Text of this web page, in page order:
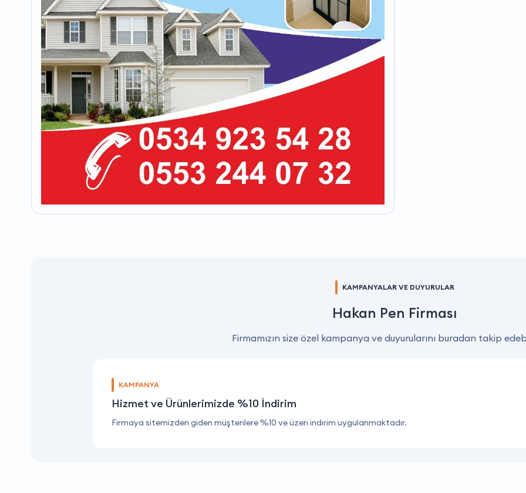
KAMPANYALAR VE DUYURULAR
Hakan Pen Firması
Firmamızın size özel kampanya ve duyurularını buradan takip
KAMPANYA
Hizmet ve Ürünlerimizde %10 İndirim
Firmaya sitemizden giden müşterilere %10 ve üzeri indirim uygulanmaktadır.